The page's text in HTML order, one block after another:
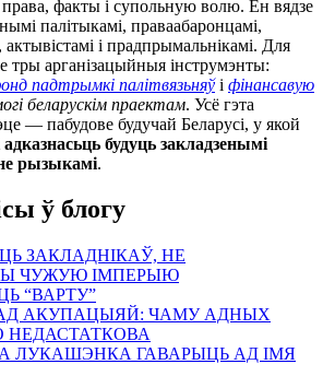
права, факты і супольную волю. Ён вядзе
палітыкамі, праваабаронцамі,
і прадпрымальнікамі. Для
тры арганізацыйныя інструмэнты:
падтрымкі палітвязьняўі фінансавую
беларускім праектам. Усё гэта
— пабудове будучай Беларусі, у якой
адказнасьць будуць закладзенымі
рызыкамі.
ў блогу
ЗАКЛАДНІКАЎ, НЕ
ЧУЖУЮ ІМПЕРЫЮ
“ВАРТУ”
АКУПАЦЫЯЙ: ЧАМУ АДНЫХ
ЛУКАШЭНКА ГАВАРЫЦЬ АД ІМЯ